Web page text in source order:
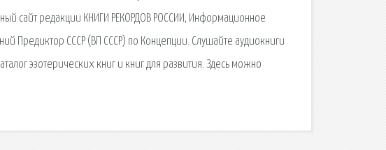
сайт редакции КНИГИ РЕКОРДОВ РОССИИ, Информационное
Предиктор СССР (ВП СССР) по Концепции. Слушайте аудиокниги
эзотерических книг и книг для развития. Здесь можно